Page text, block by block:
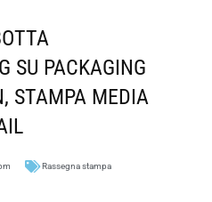
SU PACKAGING
STAMPA MEDIA
Rassegna stampa